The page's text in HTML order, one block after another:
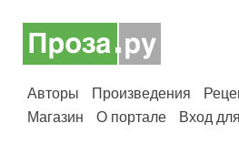
Авторы Произведения
Магазин
О портале Вход